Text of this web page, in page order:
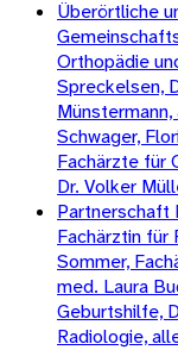
Überörtliche
Orthopädie
Spreckelsen,
Schwager,
Fachärzte für
Dr. Volker
Partnerschaft
Fachärztin für
Sommer,
med. Laura
Geburtshilfe,
Radiologie,